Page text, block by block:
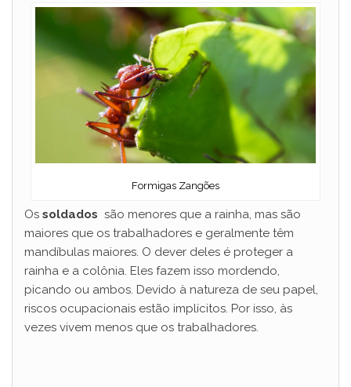
Formigas Zangões
Os soldados são menores que a rainha, mas são
maiores que os trabalhadores e geralmente têm
mandíbulas maiores. O dever deles é proteger a
rainha e a colônia. Eles fazem isso mordendo,
picando ou ambos. Devido à natureza de seu papel,
riscos ocupacionais estão implícitos. Por isso, às
vezes vivem menos que os trabalhadores.